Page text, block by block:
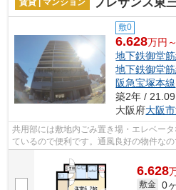
賃貸 | マンション
敷0
6.628万円
地下鉄御堂
地下鉄御堂
阪急宝塚本線
築2年 /
大阪府大阪
共用部には敷地内ごみ置き場・エレベー
ているので便利です。通風良好の物件な
6.628
敷金 0